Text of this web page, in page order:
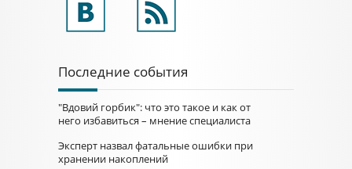
Последние события
"Вдовий горбик": что это такое и как от
него избавиться – мнение специалиста
Эксперт назвал фатальные ошибки при
хранении накоплений